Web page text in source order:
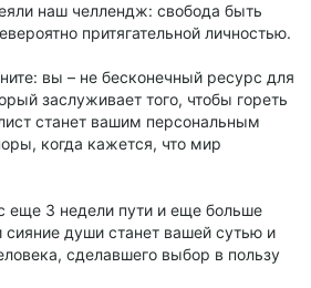
наш челлендж: свобода быть
притягательной личностью.
вы – не бесконечный ресурс для
заслуживает того, чтобы гореть
станет вашим персональным
когда кажется, что мир
еще 3 недели пути и еще больше
души станет вашей сутью и
сделавшего выбор в пользу